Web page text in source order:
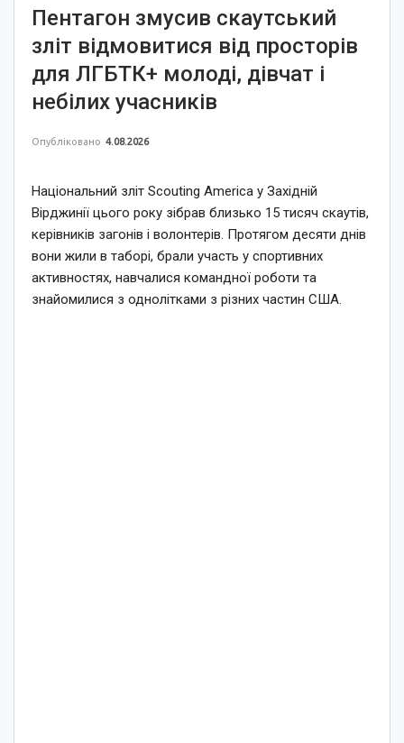
Пентагон змусив скаутський
зліт відмовитися від просторів
для ЛГБТК+ молоді, дівчат і
небілих учасників
Опубліковано 4.08.2026
Національний зліт Scouting America у Західній
Вірджинії цього року зібрав близько 15 тисяч скаутів,
керівників загонів і волонтерів. Протягом десяти днів
вони жили в таборі, брали участь у спортивних
активностях, навчалися командної роботи та
знайомилися з однолітками з різних частин США.